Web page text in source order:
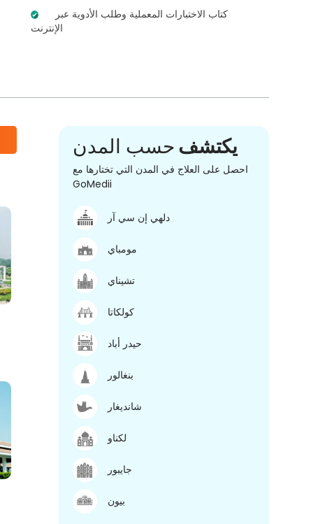
الإنترنت
يكتشفحسب المدن
احصل على العلاج في المدن التي تختارها مع
GoMedii
دلهي إن سي آر
مومباي
تشيناي
كولكاتا
حيدر أباد
بنغالور
شانديغار
لكناو
جايبور
بيون